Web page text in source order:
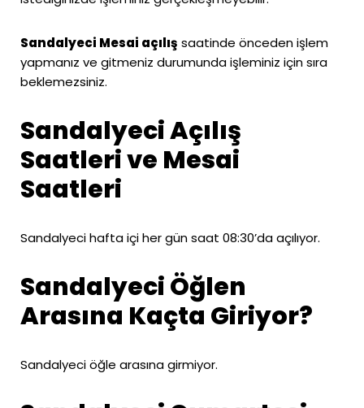
Sandalyeci Mesai açılış saatinde önceden işlem
yapmanız ve gitmeniz durumunda işleminiz için sıra
beklemezsiniz.
Sandalyeci Açılış
Saatleri ve Mesai
Saatleri
Sandalyeci hafta içi her gün saat 08:30’da açılıyor.
Sandalyeci Öğlen
Arasına Kaçta Giriyor?
Sandalyeci öğle arasına girmiyor.